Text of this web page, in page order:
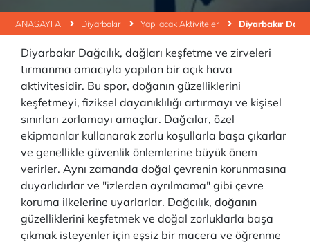
ANASAYFA Diyarbakır Yapılacak Aktiviteler Diyarbakır
Diyarbakır Dağcılık, dağları keşfetme ve zirveleri
tırmanma amacıyla yapılan bir açık hava
aktivitesidir. Bu spor, doğanın güzelliklerini
keşfetmeyi, fiziksel dayanıklılığı artırmayı ve kişisel
sınırları zorlamayı amaçlar. Dağcılar, özel
ekipmanlar kullanarak zorlu koşullarla başa çıkarlar
ve genellikle güvenlik önlemlerine büyük önem
verirler. Aynı zamanda doğal çevrenin korunmasına
duyarlıdırlar ve "izlerden ayrılmama" gibi çevre
koruma ilkelerine uyarlarlar. Dağcılık, doğanın
güzelliklerini keşfetmek ve doğal zorluklarla başa
çıkmak isteyenler için eşsiz bir macera ve öğrenme